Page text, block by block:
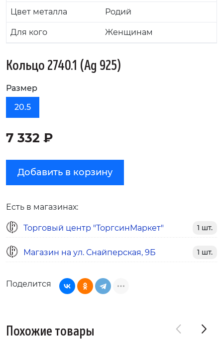
Цвет металла Родий
Для кого Женщинам
Кольцо 2740.1 (Ag 925)
Размер
20.5
7 332 ₽
Добавить в корзину
Есть в магазинах:
Торговый центр "ТоргсинМаркет" 1 шт.
Магазин на ул. Снайперская, 9Б 1 шт.
Поделится
Похожие товары